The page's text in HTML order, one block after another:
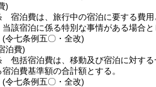
)
宿泊費は、旅行中の宿泊に要する費
当該宿泊に係る特別な事情がある場合
(令七条例五〇・全改)
泊費)
包括宿泊費は、移動及び宿泊に対す
宿泊費基準額の合計額とする。
(令七条例五〇・全改)